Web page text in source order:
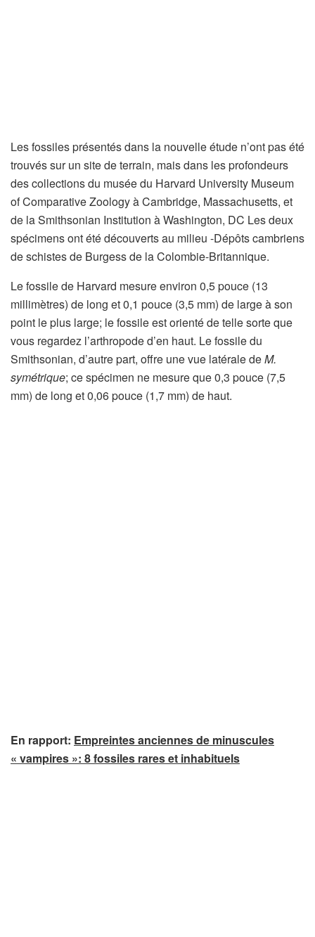
Les fossiles présentés dans la nouvelle étude n’ont pas été
trouvés sur un site de terrain, mais dans les profondeurs
des collections du musée du Harvard University Museum
of Comparative Zoology à Cambridge, Massachusetts, et
de la Smithsonian Institution à Washington, DC Les deux
spécimens ont été découverts au milieu -Dépôts cambriens
de schistes de Burgess de la Colombie-Britannique.
Le fossile de Harvard mesure environ 0,5 pouce (13
millimètres) de long et 0,1 pouce (3,5 mm) de large à son
point le plus large; le fossile est orienté de telle sorte que
vous regardez l’arthropode d’en haut. Le fossile du
Smithsonian, d’autre part, offre une vue latérale deM.
symétrique; ce spécimen ne mesure que 0,3 pouce (7,5
mm) de long et 0,06 pouce (1,7 mm) de haut.
En rapport: Empreintes anciennes de minuscules
« vampires »: 8 fossiles rares et inhabituels